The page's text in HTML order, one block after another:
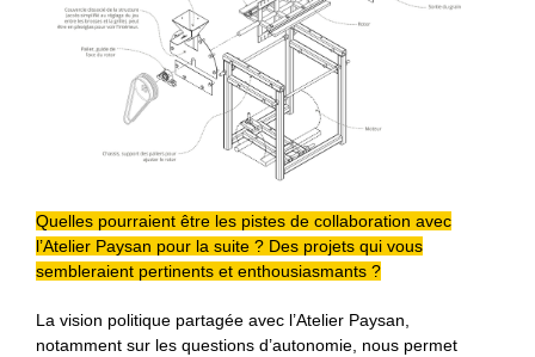
Quelles pourraient être les pistes de collaboration avec
l’Atelier Paysan pour la suite ? Des projets qui vous
sembleraient pertinents et enthousiasmants ?
La vision politique partagée avec l’Atelier Paysan,
notamment sur les questions d’autonomie, nous permet